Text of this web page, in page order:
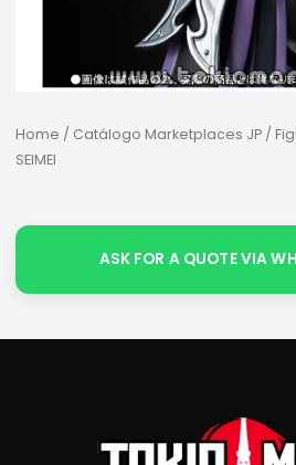
Home / Catálogo Marketplaces JP/
SEIMEI
ASK FOR A QUOTE VIA